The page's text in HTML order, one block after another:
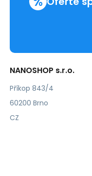
NANOSHOP s.r.o.
Příkop 843/4
60200 Brno
CZ